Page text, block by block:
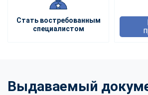
Стать востребованным
специалистом
Выдаваемый